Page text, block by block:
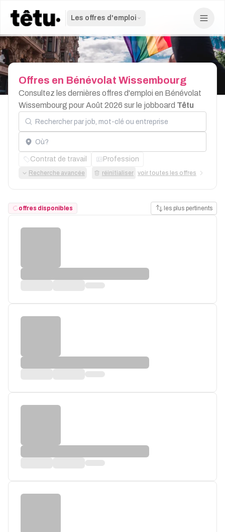
Les offres d'emploi
Offres en Bénévolat Wissembourg
Consultez les dernières offres d'emploi en Bénévolat
Wissembourg pour Août 2026 sur le jobboard Têtu
Rechercher par job, mot-clé ou entreprise
Localisation
Contrat de travail Profession
Recherche avancée réinitialiser voir toutes les offres
offres disponibles les plus pertinents